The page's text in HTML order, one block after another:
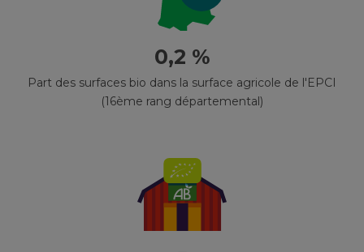
0,2 %
Part des surfaces bio dans la surface agricole de l'EPCI
(16ème rang départemental)